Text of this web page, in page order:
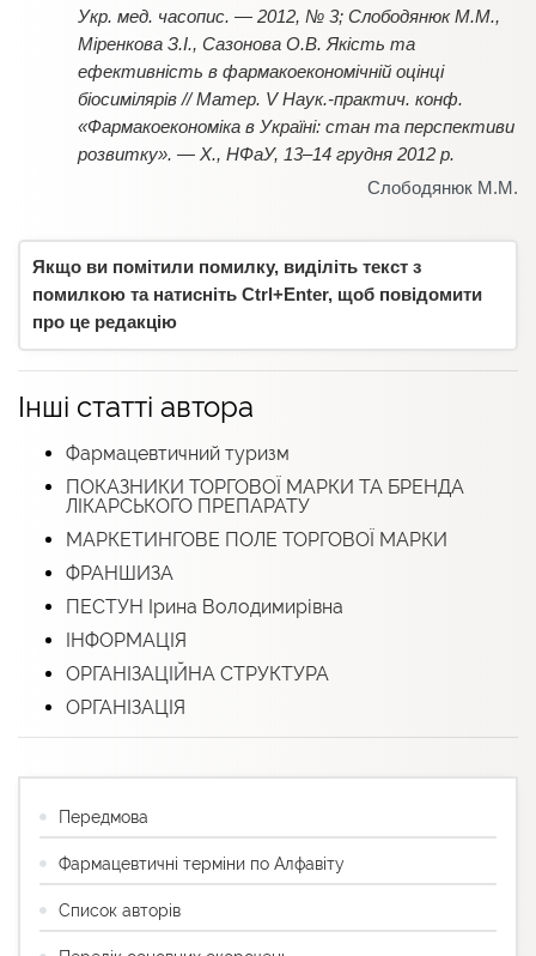
Укр. мед. часопис. — 2012, № 3; Слободянюк М.М.,
Міренкова З.І., Сазонова О.В. Якість та
ефективність в фармакоекономічній оцінці
біосимілярів // Матер. V Наук.-практич. конф.
«Фармакоекономіка в Україні: стан та перспективи
розвитку». — Х., НФаУ, 13–14 грудня 2012 р.
Слободянюк М.М.
Якщо ви помітили помилку, виділіть текст з
помилкою та натисніть Ctrl+Enter, щоб повідомити
про це редакцію
Інші статті автора
Фармацевтичний туризм
ПОКАЗНИКИ ТОРГОВОЇ МАРКИ ТА БРЕНДА
ЛІКАРСЬКОГО ПРЕПАРАТУ
МАРКЕТИНГОВЕ ПОЛЕ ТОРГОВОЇ МАРКИ
ФРАНШИЗА
ПЕСТУН Ірина Володимирівна
ІНФОРМАЦІЯ
ОРГАНІЗАЦІЙНА СТРУКТУРА
ОРГАНІЗАЦІЯ
Передмова
Фармацевтичні терміни по Алфавіту
Список авторів